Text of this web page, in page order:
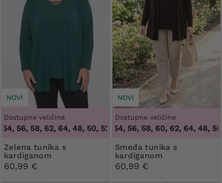
NOVI
Dostupne veličine
58, 62, 64, 48, 50, 52, 54, 56, 58, 62, 64
Zelena tunika s
kardiganom
60,99 €
NOVI
Dostupne veličine
48, 50, 52, 54, 56, 58, 60, 62, 64, 48, 50,
Smeđa tunika s
kardiganom
60,99 €